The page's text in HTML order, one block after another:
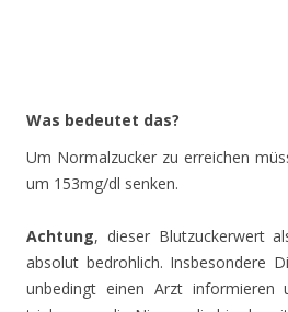
Was bedeutet das?
Um Normalzucker zu erreichen
um 153mg/dl senken.
Achtung, dieser Blutzuckerwert
absolut bedrohlich. Insbesondere
unbedingt einen Arzt informieren